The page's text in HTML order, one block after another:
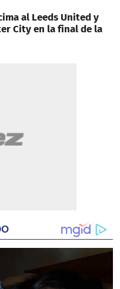
al Leeds United y
City en la final de la